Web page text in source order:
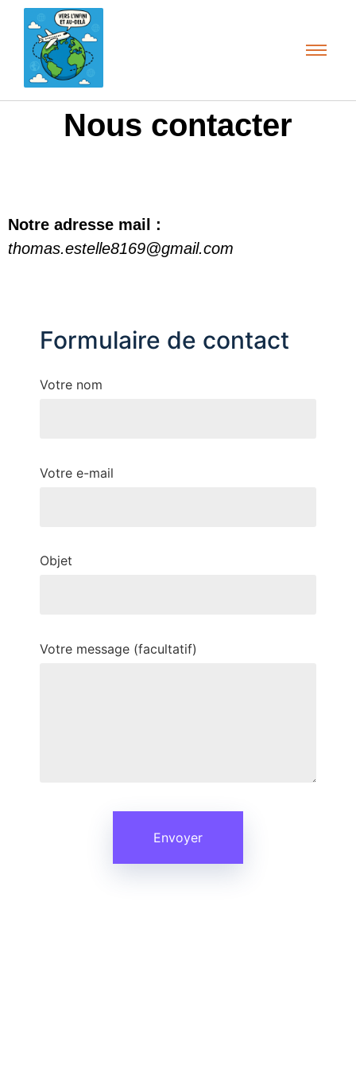
Nous contacter
Notre adresse mail :
thomas.estelle8169@gmail.com
Formulaire de contact
Votre nom
Votre e-mail
Objet
Votre message (facultatif)